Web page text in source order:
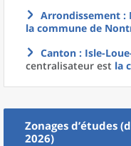
Arrondissement :
la commune de
Canton : Isle-
centralisateur est la
Zonages d’études
2026)